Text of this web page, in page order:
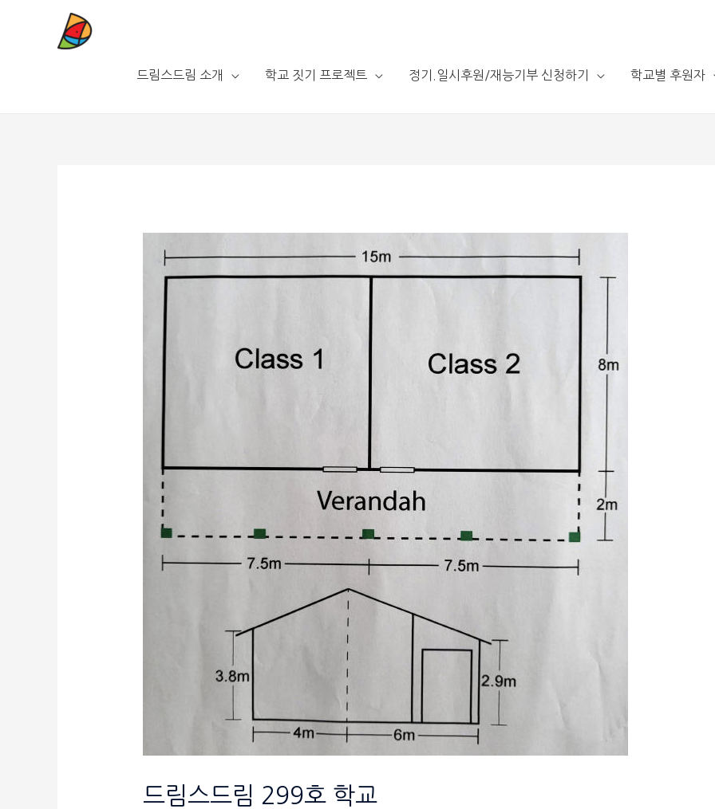
드림스드림 소개 학교 짓기 프로젝트 정기.일시후원/재능기부 신청하기 학교별 후원자
드림스드림 299호 학교